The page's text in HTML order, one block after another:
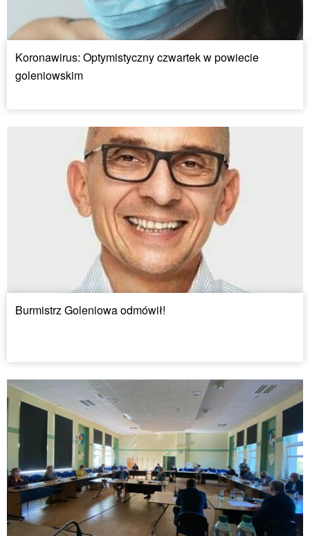
Koronawirus: Optymistyczny czwartek w powiecie
goleniowskim
Burmistrz Goleniowa odmówił!